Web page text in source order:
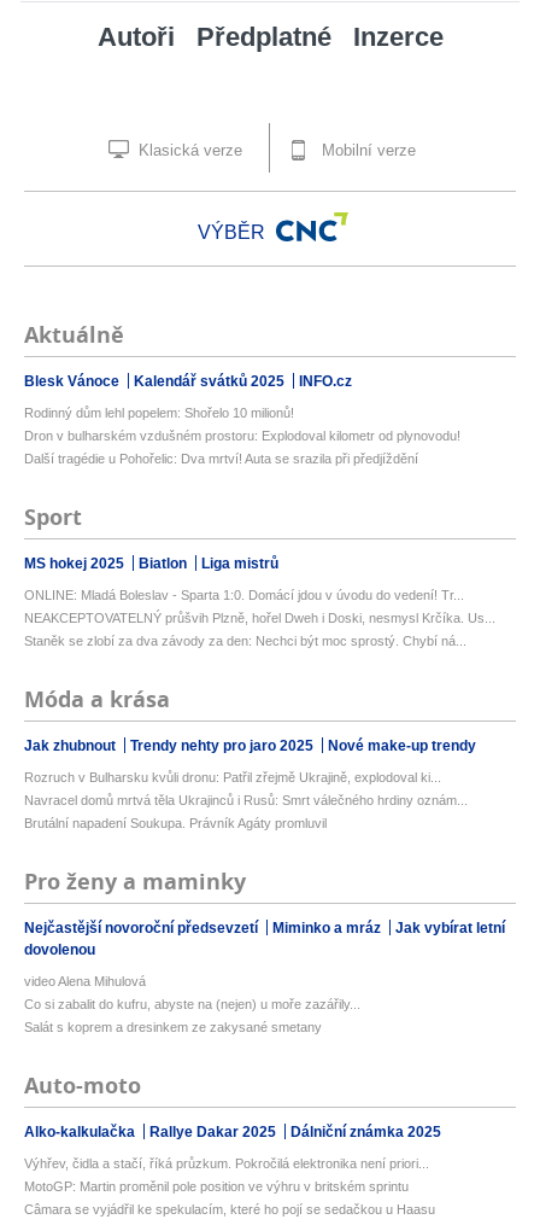
Autoři Předplatné Inzerce
Klasická verze Mobilní verze
VÝBĚR
Aktuálně
Blesk Vánoce Kalendář svátků 2025 INFO.cz
Rodinný dům lehl popelem: Shořelo 10 milionů!
Dron v bulharském vzdušném prostoru: Explodoval kilometr od plynovodu!
Další tragédie u Pohořelic: Dva mrtví! Auta se srazila při předjíždění
Sport
MS hokej 2025 Biatlon Liga mistrů
ONLINE: Mladá Boleslav - Sparta 1:0. Domácí jdou v úvodu do vedení! Tr...
NEAKCEPTOVATELNÝ průšvih Plzně, hořel Dweh i Doski, nesmysl Krčíka. Us...
Staněk se zlobí za dva závody za den: Nechci být moc sprostý. Chybí ná...
Móda a krása
Jak zhubnout Trendy nehty pro jaro 2025 Nové make-up trendy
Rozruch v Bulharsku kvůli dronu: Patřil zřejmě Ukrajině, explodoval ki...
Navracel domů mrtvá těla Ukrajinců i Rusů: Smrt válečného hrdiny oznám...
Brutální napadení Soukupa. Právník Agáty promluvil
Pro ženy a maminky
Nejčastější novoroční předsevzetí Miminko a mráz
Jak vybírat letní
dovolenou
video Alena Mihulová
Co si zabalit do kufru, abyste na (nejen) u moře zazářily...
Salát s koprem a dresinkem ze zakysané smetany
Auto-moto
Alko-kalkulačka Rallye Dakar 2025 Dálniční známka 2025
Výhřev, čidla a stačí, říká průzkum. Pokročilá elektronika není priori...
MotoGP: Martin proměnil pole position ve výhru v britském sprintu
Câmara se vyjádřil ke spekulacím, které ho pojí se sedačkou u Haasu